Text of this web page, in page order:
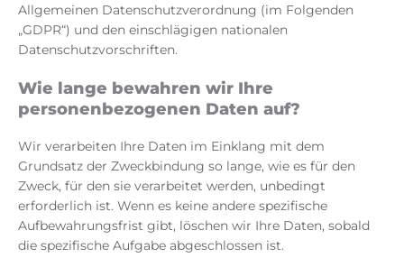
Allgemeinen Datenschutzverordnung (im Folgenden
„GDPR“) und den einschlägigen nationalen
Datenschutzvorschriften.
Wie lange bewahren wir Ihre
personenbezogenen Daten auf?
Wir verarbeiten Ihre Daten im Einklang mit dem
Grundsatz der Zweckbindung so lange, wie es für den
Zweck, für den sie verarbeitet werden, unbedingt
erforderlich ist. Wenn es keine andere spezifische
Aufbewahrungsfrist gibt, löschen wir Ihre Daten, sobald
die spezifische Aufgabe abgeschlossen ist.